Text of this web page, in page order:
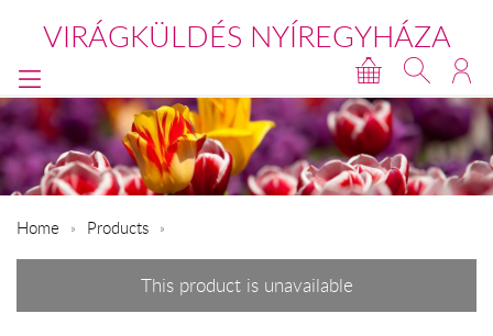
VIRÁGKÜLDÉS NYÍREGYHÁZA
Home Products
This product is unavailable